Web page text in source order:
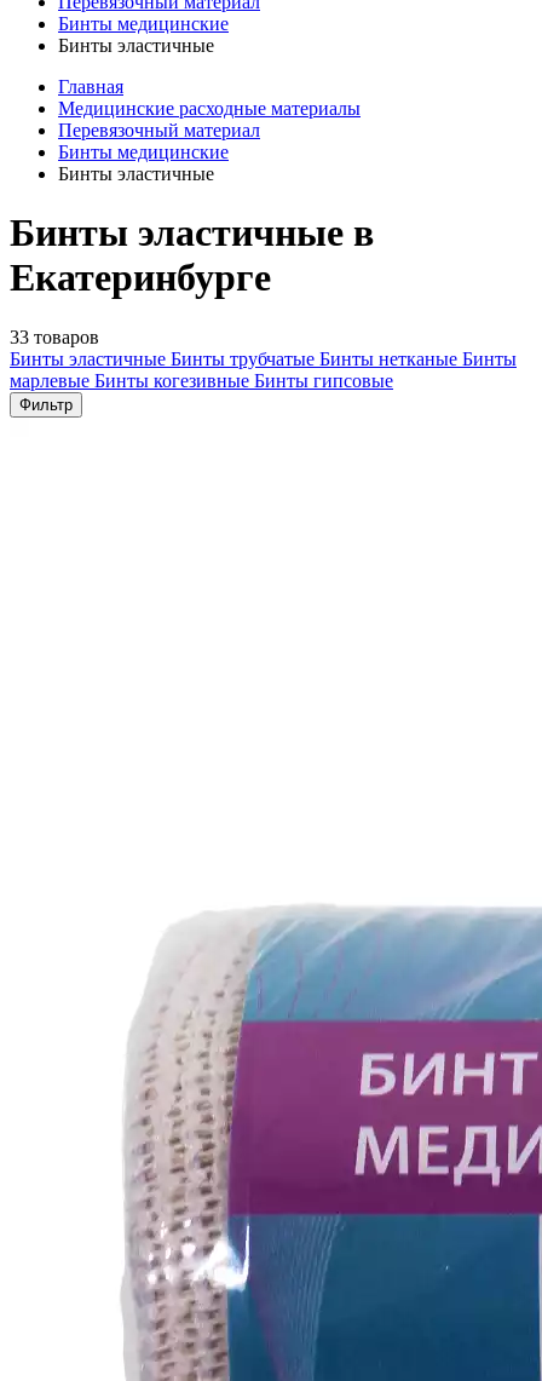
Бинты медицинские
Бинты эластичные
Главная
Медицинские расходные материалы
Перевязочный материал
Бинты медицинские
Бинты эластичные
Бинты эластичные в
Екатеринбурге
33 товаров
Бинты эластичные Бинты трубчатые Бинты нетканые Бинты
марлевые Бинты когезивные Бинты гипсовые
Фильтр